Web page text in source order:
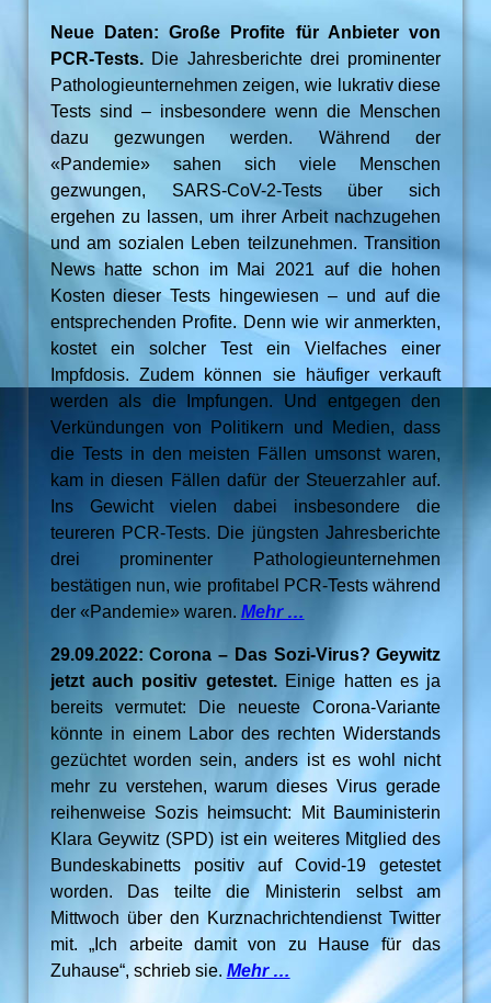
Neue Daten: Große Profite für Anbieter von
PCR-Tests. Die Jahresberichte drei prominenter
Pathologieunternehmen zeigen, wie lukrativ diese
Tests sind – insbesondere wenn die Menschen
dazu gezwungen werden. Während der
«Pandemie» sahen sich viele Menschen
gezwungen, SARS-CoV-2-Tests über sich
ergehen zu lassen, um ihrer Arbeit nachzugehen
und am sozialen Leben teilzunehmen. Transition
News hatte schon im Mai 2021 auf die hohen
Kosten dieser Tests hingewiesen – und auf die
entsprechenden Profite. Denn wie wir anmerkten,
kostet ein solcher Test ein Vielfaches einer
Impfdosis. Zudem können sie häufiger verkauft
werden als die Impfungen. Und entgegen den
Verkündungen von Politikern und Medien, dass
die Tests in den meisten Fällen umsonst waren,
kam in diesen Fällen dafür der Steuerzahler auf.
Ins Gewicht vielen dabei insbesondere die
teureren PCR-Tests. Die jüngsten Jahresberichte
drei prominenter Pathologieunternehmen
bestätigen nun, wie profitabel PCR-Tests während
der «Pandemie» waren. Mehr …
29.09.2022: Corona – Das Sozi-Virus? Geywitz
jetzt auch positiv getestet. Einige hatten es ja
bereits vermutet: Die neueste Corona-Variante
könnte in einem Labor des rechten Widerstands
gezüchtet worden sein, anders ist es wohl nicht
mehr zu verstehen, warum dieses Virus gerade
reihenweise Sozis heimsucht: Mit Bauministerin
Klara Geywitz (SPD) ist ein weiteres Mitglied des
Bundeskabinetts positiv auf Covid-19 getestet
worden. Das teilte die Ministerin selbst am
Mittwoch über den Kurznachrichtendienst Twitter
mit. „Ich arbeite damit von zu Hause für das
Zuhause“, schrieb sie. Mehr …